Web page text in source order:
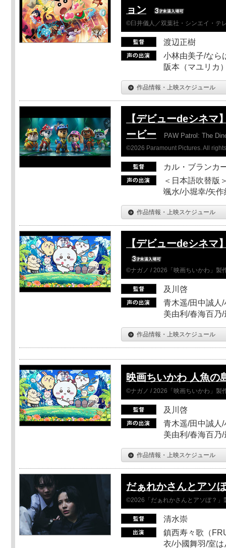
ョン
©臼井儀人／双葉社・シンエイ・テ
渡辺正樹
小林由美子/なら
阪本（マユリカ
作品情報・上映スケジュール
【デビューdeシネマ
ービー
PAW Patrol: The
©2026 Paramount Pictures. All
カル・ブランカ
＜日本語吹替版
颯水/小堀幸/矢作
作品情報・上映スケジュール
【デビューdeシネマ
©ナガノ / 2026「映画ちいかわ」製
及川啓
青木遥/田中誠人
美由利/春海百乃
作品情報・上映スケジュール
映画ちいかわ 人魚の
©ナガノ / 2026「映画ちいかわ」製
及川啓
青木遥/田中誠人
美由利/春海百乃
作品情報・上映スケジュール
だぁれかさんとアソ
©2026「だぁれかさんとアソぼ？」
清水崇
鎮西寿々歌（
衣/小國舞羽/室